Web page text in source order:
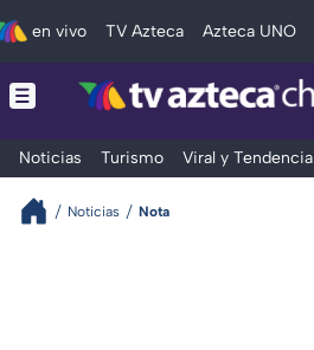
en vivo TV Azteca Azteca UNO
Noticias Turismo Viral y Tendencia
Noticias Nota